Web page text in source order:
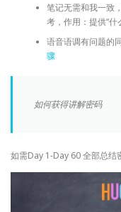
笔记无需和我一致
考，作用：提供“什
语音语调有问题的
骤
如何获得讲解密码
如需Day 1-Day 60 全部总结